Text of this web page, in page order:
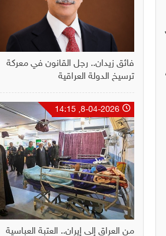
فائق زيدان.. رجل القانون في معركة
ترسيخ الدولة العراقية
من العراق إلى إيران.. العتبة العباسية